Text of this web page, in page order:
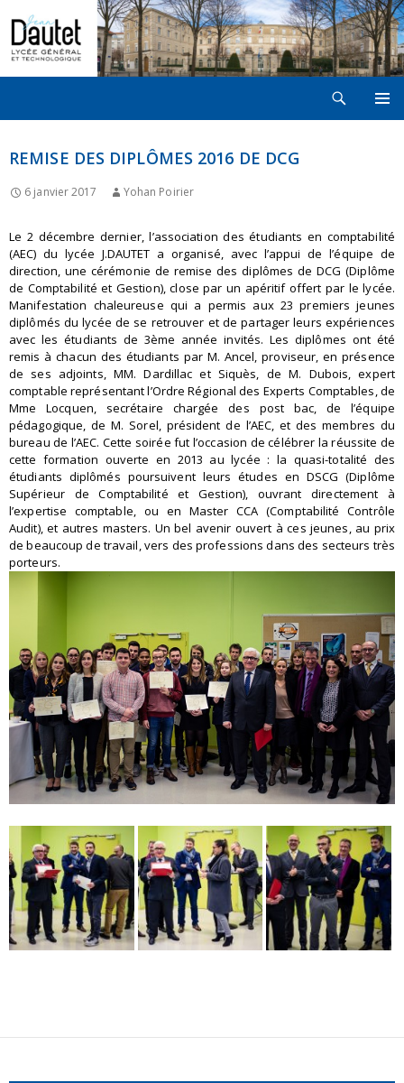
CONTENU
REMISE DES DIPLÔMES 2016 DE DCG
6 janvier 2017 Yohan Poirier
Le 2 décembre dernier, l’association des étudiants en comptabilité
(AEC) du lycée J.DAUTET a organisé, avec l’appui de l’équipe de
direction, une cérémonie de remise des diplômes de DCG (Diplôme
de Comptabilité et Gestion), close par un apéritif offert par le lycée.
Manifestation chaleureuse qui a permis aux 23 premiers jeunes
diplômés du lycée de se retrouver et de partager leurs expériences
avec les étudiants de 3ème année invités. Les diplômes ont été
remis à chacun des étudiants par M. Ancel, proviseur, en présence
de ses adjoints, MM. Dardillac et Siquès, de M. Dubois, expert
comptable représentant l’Ordre Régional des Experts Comptables, de
Mme Locquen, secrétaire chargée des post bac, de l’équipe
pédagogique, de M. Sorel, président de l’AEC, et des membres du
bureau de l’AEC. Cette soirée fut l’occasion de célébrer la réussite de
cette formation ouverte en 2013 au lycée : la quasi-totalité des
étudiants diplômés poursuivent leurs études en DSCG (Diplôme
Supérieur de Comptabilité et Gestion), ouvrant directement à
l’expertise comptable, ou en Master CCA (Comptabilité Contrôle
Audit), et autres masters. Un bel avenir ouvert à ces jeunes, au prix
de beaucoup de travail, vers des professions dans des secteurs très
porteurs.